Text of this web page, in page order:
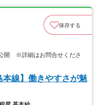
保存する
開 ※詳細はお問合せくださ
本線】働きやすさが魅